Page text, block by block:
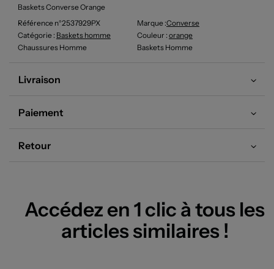
Baskets Converse Orange
Référence n°2537929PX
Marque :Converse
Catégorie : Baskets homme Couleur : orange
Chaussures Homme
Baskets Homme
Livraison
Paiement
Retour
Accédez en 1 clic à tous les
articles similaires !